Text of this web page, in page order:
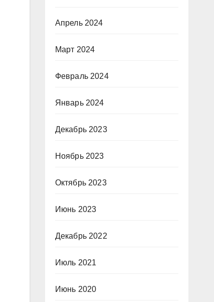
Апрель 2024
Март 2024
Февраль 2024
Январь 2024
Декабрь 2023
Ноябрь 2023
Октябрь 2023
Июнь 2023
Декабрь 2022
Июль 2021
Июнь 2020